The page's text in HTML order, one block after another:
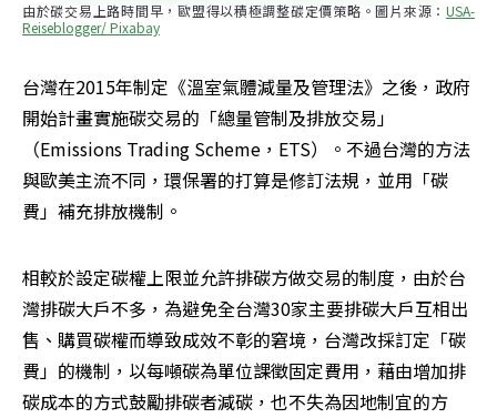
由於碳交易上路時間早，歐盟得以積極調整碳定價策略。圖片來源： USA-
Reiseblogger/ Pixabay
台灣在2015年制定《溫室氣體減量及管理法》之後，政府
開始計畫實施碳交易的「總量管制及排放交易」
（Emissions Trading Scheme，ETS）。不過台灣的方法
與歐美主流不同，環保署的打算是修訂法規，並用「碳
費」補充排放機制。
相較於設定碳權上限並允許排碳方做交易的制度，由於台
灣排碳大戶不多，為避免全台灣30家主要排碳大戶互相出
售、購買碳權而導致成效不彰的窘境，台灣改採訂定「碳
費」的機制，以每噸碳為單位課徵固定費用，藉由增加排
碳成本的方式鼓勵排碳者減碳，也不失為因地制宜的方